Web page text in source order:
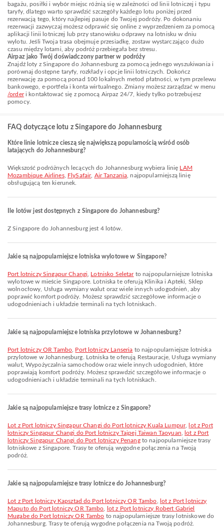
bagażu, posiłki i wybór miejsc różnią się w zależności od linii lotniczej i typu
taryfy, dlatego warto sprawdzić szczegóły każdego lotu poniżej przed
rezerwacją tego, który najlepiej pasuje do Twojej podróży. Po dokonaniu
rezerwacji zazwyczaj możesz odprawić się online z wyprzedzeniem za pomocą
aplikacji linii lotniczej lub przy stanowisku odprawy na lotnisku w dniu
wylotu. Jeśli Twoja trasa obejmuje przesiadkę, zostaw wystarczająco dużo
czasu między lotami, aby podróż przebiegała bez stresu.
Airpaz jako Twój doświadczony partner w podróży
Znajdź loty z Singapore do Johannesburg za pomocą jednego wyszukiwania i
porównaj dostępne taryfy, rozkłady i opcje linii lotniczych. Dokończ
rezerwację za pomocą ponad 100 lokalnych metod płatności, w tym przelewu
bankowego, e-portfela i konta wirtualnego. Zmiany możesz zarządzać w menu
/orderi kontaktować się z pomocą Airpaz 24/7, kiedy tylko potrzebujesz
pomocy.
FAQ dotyczące lotu z Singapore do Johannesburg
Które linie lotnicze cieszą się największą popularnością wśród osób
latających do Johannesburg?
Większość podróżnych lecących do Johannesburg wybiera linię LAM
Mozambique Airlines, FlySafair, Air Tanzania , najpopularniejszą linię
obsługującą ten kierunek.
Ile lotów jest dostępnych z Singapore do Johannesburg?
Z Singapore do Johannesburg jest 4 lotów.
Jakie są najpopularniejsze lotniska wylotowe w Singapore?
Port lotniczy Singapur Changi Lotnisko Seletarto najpopularniejsze lotniska
wylotowe w mieście Singapore. Lotniska te oferują Klinika i Apteki, Sklep
wolnocłowy, Usługa wymiany walut oraz wiele innych udogodnień, aby
poprawić komfort podróży. Możesz sprawdzić szczegółowe informacje o
udogodnieniach i układzie terminali na tych lotniskach.
Jakie są najpopularniejsze lotniska przylotowe w Johannesburg?
Port lotniczy OR Tambo Port lotniczy Lanseria to najpopularniejsze lotniska
przylotowe w Johannesburg. Lotniska te oferują Restauracje, Usługa wymiany
walut, Wypożyczalnia samochodów oraz wiele innych udogodnień, które
poprawiają komfort podróży. Możesz sprawdzić szczegółowe informacje o
udogodnieniach i układzie terminali na tych lotniskach.
Jakie są najpopularniejsze trasy lotnicze z Singapore?
lot z Port lotniczy Singapur Changi do Port lotniczy Kuala Lumpur,
lot z Port
lotniczy Singapur Changi do Port lotniczy Tajpej Taiwan Taoyuan
lot z Port
lotniczy Singapur Changi do Port lotniczy Penangto najpopularniejsze trasy
lotniskowe z Singapore. Trasy te oferują wygodne połączenia na Twoją
podróż.
Jakie są najpopularniejsze trasy lotnicze do Johannesburg?
lot z Port lotniczy Kapsztad do Port lotniczy OR Tambo
lot z Port lotniczy
Maputo do Port lotniczy OR Tambo
lot z Port lotniczy Robert Gabriel
Mugabe do Port lotniczy OR Tambo to najpopularniejsze trasy lotniskowe do
Johannesburg. Trasy te oferują wygodne połączenia na Twoją podróż.